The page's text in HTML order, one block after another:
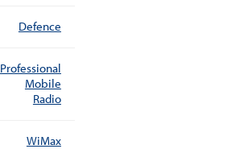
Defence
Professional
Mobile
Radio
WiMax